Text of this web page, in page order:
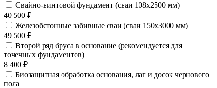
Свайно-винтовой фундамент (сваи 108х2500 мм)
40 500 ₽
Железобетонные забивные сваи (сваи 150х3000 мм)
49 500 ₽
Второй ряд бруса в основание (рекомендуется для
точечных фундаментов)
8 400 ₽
Биозащитная обработка основания, лаг и досок чернового
пола